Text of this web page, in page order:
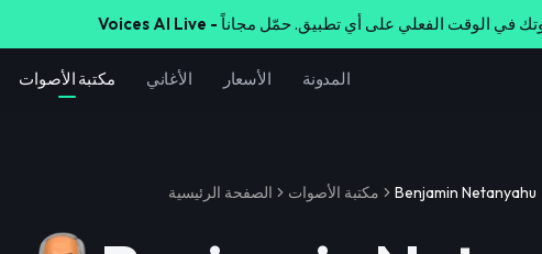
Voices AI Live -
مكتبة الأصوات الأغاني الأسعار المدونة
الصفحة الرئيسية مكتبة الأصوات Benjamin Netanyahu